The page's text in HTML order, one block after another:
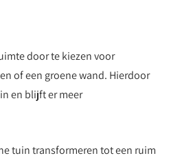
door te kiezen voor
of een groene wand. Hierdoor
en blijft er meer
tuin transformeren tot een ruim